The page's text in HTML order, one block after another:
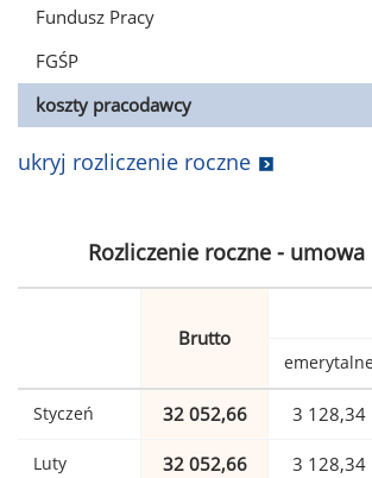
Fundusz Pracy
FGŚP
koszty pracodawcy
ukryj rozliczenie roczne
Rozliczenie roczne - umowa
Brutto
Styczeń 32 052,66 3 128,34
Luty 32 052,66 3 128,34